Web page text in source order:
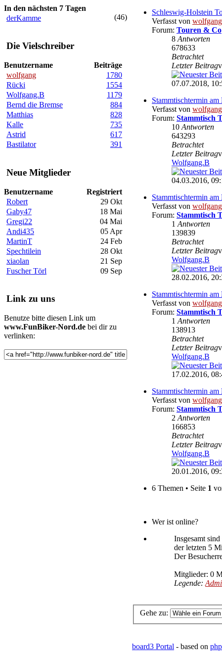
In den nächsten 7 Tagen
derKamme
(46)
Die Vielschreiber
Benutzername
Beiträge
wolfgang
1780
Rücki
1554
Wolfgang.B
1179
Bernd die Bremse
884
Matthias
828
Kalle
735
Astrid
617
Bastilator
391
Neue Mitglieder
Benutzername
Registriert
Robert
29 Okt
Gaby47
18 Mai
Gregi22
04 Mai
Andi435
05 Apr
MartinT
24 Feb
Spechtilein
28 Okt
xiaolan
21 Sep
Fuscher Törl
09 Sep
Link zu uns
Benutze bitte diesen Link um
www.FunBiker-Nord.de bei dir zu
verlinken:
Schleswig-Holstein
Verfasst von wolfgang
Forum: Touren & Co
8 Antworten
678633
Betrachtet
Letzter Beitrag
07.07.2018,
Stammtischtermin
Verfasst von wolfgang
Forum: Stammtisch
10 Antworten
643293
Betrachtet
Letzter Beitrag
Wolfgang.B
04.03.2016,
Stammtischtermin
Verfasst von wolfgang
Forum: Stammtisch
1 Antworten
139839
Betrachtet
Letzter Beitrag
Wolfgang.B
28.02.2016,
Stammtischtermin
Verfasst von wolfgang
Forum: Stammtisch
1 Antworten
138913
Betrachtet
Letzter Beitrag
Wolfgang.B
17.02.2016,
Stammtischtermin
Verfasst von wolfgang
Forum: Stammtisch
2 Antworten
166853
Betrachtet
Letzter Beitrag
Wolfgang.B
20.01.2016,
6 Themen • Seite 1
Wer ist online?
Insgesamt sind
der letzten 5
Der
Mitglieder: 0
Legende:
Gehe zu:
board3 Portal - based on